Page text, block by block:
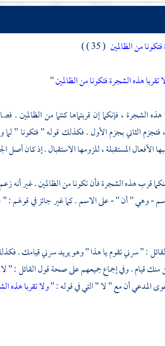
من الظالمين ( 35 ) )
تقربا هذه الشجرة فتكونا من الظالمين"
، فإنكما إن قربتماها كنتما من الظالمين .
الثاني بجزم الأول . فكذلك قوله " فتكونا "
الأفعال المستقبلة ، للزومها الاستقبال . إذ كان أصل
قرب هذه الشجرة فأن تكونا من الظالمين . غير أنه
- وهي " أن " - على الاسم . كما غير جائز في
القائل : " سرني تقوم يا هذا " وهو يريد سرني قيامك .
منك قيام . وفي إجماع جميعهم على صحة قول القائل : "
المدعي أن مع " لا " التي في قوله : "ولا تقربا هذه